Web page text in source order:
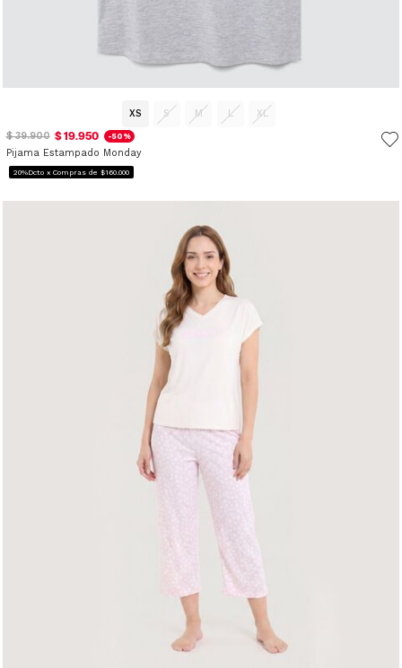
XS S M L
XL
$ 39.900 $ 19.950 -50%
Pijama Estampado Monday
20%Dcto x Compras de $160.000